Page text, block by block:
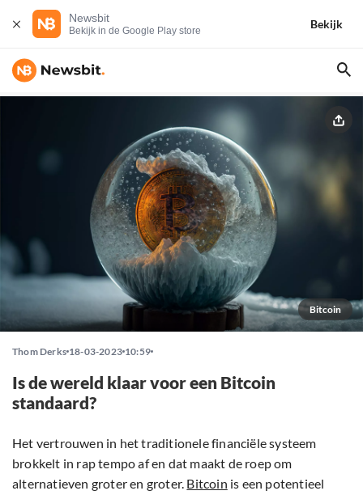
Newsbit
Bekijk in de Google Play store
Bekijk
Bitcoin
Thom Derks 18-03-2023 10:59
Is de wereld klaar voor een Bitcoin
standaard?
Het vertrouwen in het traditionele financiële systeem
brokkelt in rap tempo af en dat maakt de roep om
alternatieven groter en groter. Bitcoin is een potentieel